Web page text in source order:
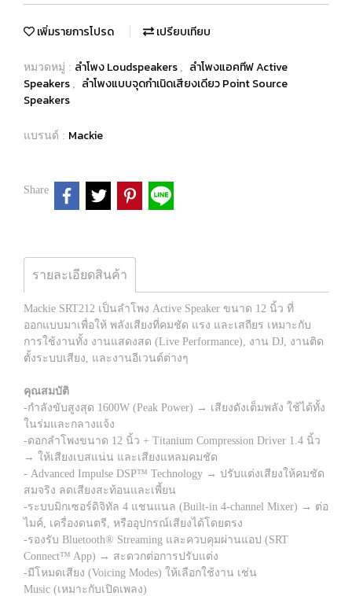
เพิ่มรายการโปรด เปรียบเทียบ
หมวดหมู่ : ลำโพง Loudspeakers ,
ลำโพงแอคทีฟ Active
Speakers ,
ลำโพงแบบจุดกำเนิดเสียงเดียว Point Source
Speakers
แบรนด์ : Mackie
Share
รายละเอียดสินค้า
Mackie SRT212 เป็นลำโพง Active Speaker ขนาด 12 นิ้ว ที่
ออกแบบมาเพื่อให้ พลังเสียงที่คมชัด แรง และเสถียร เหมาะกับ
การใช้งานทั้ง งานแสดงสด (Live Performance), งาน DJ, งานติด
ตั้งระบบเสียง, และงานอีเวนต์ต่างๆ
คุณสมบัติ
-กำลังขับสูงสุด 1600W (Peak Power) → เสียงดังเต็มพลัง ใช้ได้ทั้ง
ในร่มและกลางแจ้ง
-ดอกลำโพงขนาด 12 นิ้ว + Titanium Compression Driver 1.4 นิ้ว
→ ให้เสียงเบสแน่น และเสียงแหลมคมชัด
- Advanced Impulse DSP™ Technology → ปรับแต่งเสียงให้คมชัด
สมจริง ลดเสียงสะท้อนและเพี้ยน
-ระบบมิกเซอร์ดิจิทัล 4 แชนแนล (Built-in 4-channel Mixer) → ต่อ
ไมค์, เครื่องดนตรี, หรืออุปกรณ์เสียงได้โดยตรง
-รองรับ Bluetooth® Streaming และควบคุมผ่านแอป (SRT
Connect™ App) → สะดวกต่อการปรับแต่ง
-มีโหมดเสียง (Voicing Modes) ให้เลือกใช้งาน เช่น
Music (เหมาะกับเปิดเพลง)